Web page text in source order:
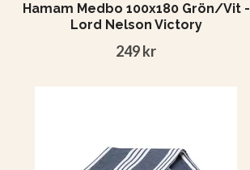
Hamam Medbo 100x180 Grön/Vit -
Lord Nelson Victory
249 kr